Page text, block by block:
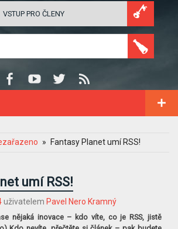
VSTUP PRO ČLENY
Fantasy Planet umí RSS!
umí RSS!
uživatelem Pavel Nero Kramný
nějaká inovace – kdo víte, co je RSS, jistě